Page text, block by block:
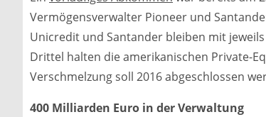
Vermögensverwalter Pioneer und
Unicredit und Santander bleiben mit
Drittel halten die amerikanischen Private-
Verschmelzung soll 2016 abgeschlossen
400 Milliarden Euro in der Verwaltung